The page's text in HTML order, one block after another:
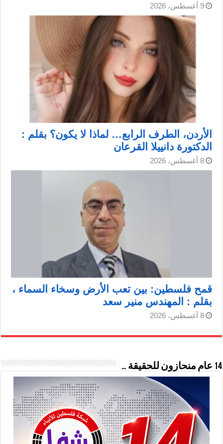
9 أغسطس، 2026
الأردن، الطرف الرابع… لماذا لا يكون؟ بقلم :
الدكتورة دانييلا القرعان
8 أغسطس، 2026
قمح فلسطين: بين تعب الأرض وسخاء السماء ،
بقلم : المهندس منير سعد
8 أغسطس، 2026
14 عام منحازون للحقيقة …